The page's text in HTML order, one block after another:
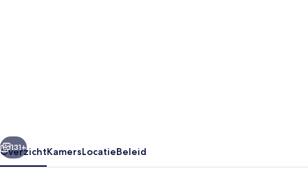
Volgende
131+
OverzichtKamersLocatieBeleid